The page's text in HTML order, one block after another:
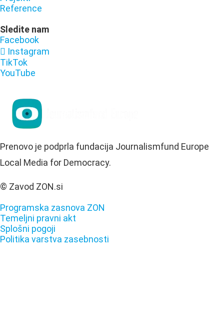
Reference
Sledite nam
Facebook
Instagram
TikTok
YouTube
Prenovo je podprla fundacija Journalismfund Europe
Local Media for Democracy.
© Zavod ZON.si
Programska zasnova ZON
Temeljni pravni akt
Splošni pogoji
Politika varstva zasebnosti